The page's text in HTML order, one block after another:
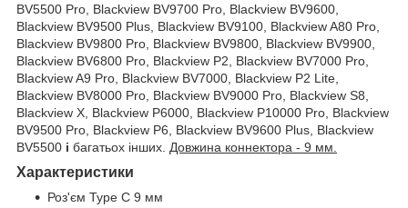
BV5500 Pro, Blackview BV9700 Pro, Blackview BV9600,
Blackview BV9500 Plus, Blackview BV9100, Blackview A80 Pro,
Blackview BV9800 Pro, Blackview BV9800, Blackview BV9900,
Blackview BV6800 Pro, Blackview P2, Blackview BV7000 Pro,
Blackview A9 Pro, Blackview BV7000, Blackview P2 Lite,
Blackview BV8000 Pro, Blackview BV9000 Pro, Blackview S8,
Blackview X, Blackview P6000, Blackview P10000 Pro, Blackview
BV9500 Pro, Blackview P6, Blackview BV9600 Plus, Blackview
BV5500 і багатьох інших. Довжина коннектора - 9 мм.
Характеристики
Роз'єм Type C 9 мм